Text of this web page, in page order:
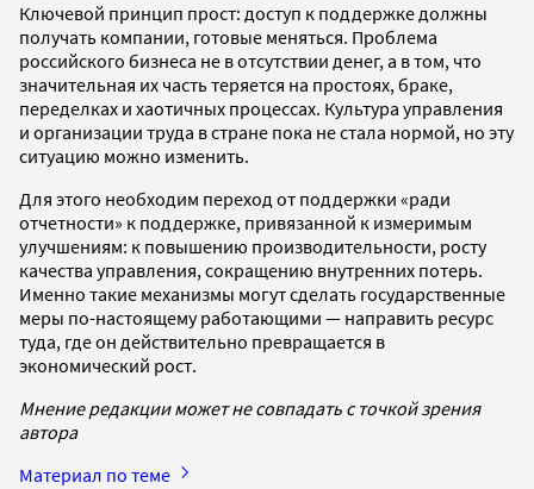
Ключевой принцип прост: доступ к поддержке должны
получать компании, готовые меняться. Проблема
российского бизнеса не в отсутствии денег, а в том, что
значительная их часть теряется на простоях, браке,
переделках и хаотичных процессах. Культура управления
и организации труда в стране пока не стала нормой, но эту
ситуацию можно изменить.
Для этого необходим переход от поддержки «ради
отчетности» к поддержке, привязанной к измеримым
улучшениям: к повышению производительности, росту
качества управления, сокращению внутренних потерь.
Именно такие механизмы могут сделать государственные
меры по-настоящему работающими — направить ресурс
туда, где он действительно превращается в
экономический рост.
Мнение редакции может не совпадать с точкой зрения
автора
Материал по теме